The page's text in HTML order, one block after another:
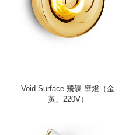
Void Surface 飛碟 壁燈（金
黃、220V）